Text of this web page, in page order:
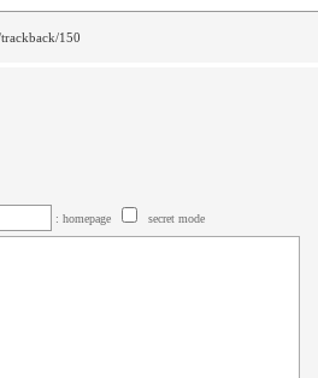
150
: homepage secret mode